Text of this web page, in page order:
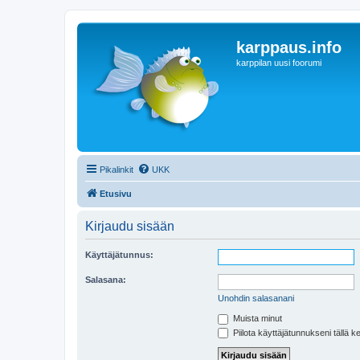
karppaus.info
karppilan uusi foorumi
Pikalinkit UKK
Etusivu
Kirjaudu sisään
Käyttäjätunnus:
Salasana:
Unohdin salasanani
Muista minut
Piilota käyttäjätunnukseni tällä